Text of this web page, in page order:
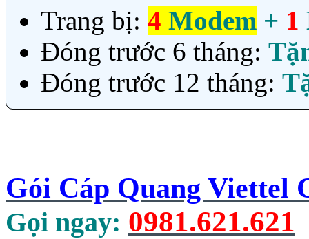
Trang bị: 4 Modem + 1
Đóng trước 6 tháng:
Đóng trước 12 tháng:
Gói Cáp Quang Viettel
Gọi ngay: 0981.621.621